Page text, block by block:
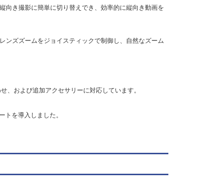
向き撮影に簡単に切り替えでき、効率的に縦向き動画を
ンズズームをジョイスティックで制御し、自然なズーム
、および追加アクセサリーに対応しています。
を導入しました。